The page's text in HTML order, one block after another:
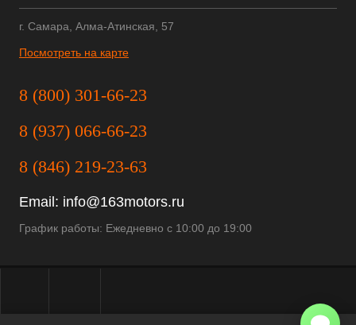
г. Самара, Алма-Атинская, 57
Посмотреть на карте
8 (800) 301-66-23
8 (937) 066-66-23
8 (846) 219-23-63
Email: info@163motors.ru
График работы: Ежедневно с 10:00 до 19:00